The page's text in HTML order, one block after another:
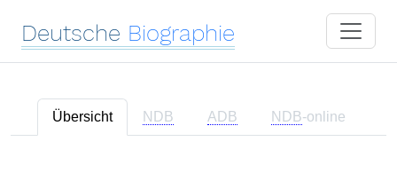
Deutsche Biographie
Übersicht NDB ADB NDB-online